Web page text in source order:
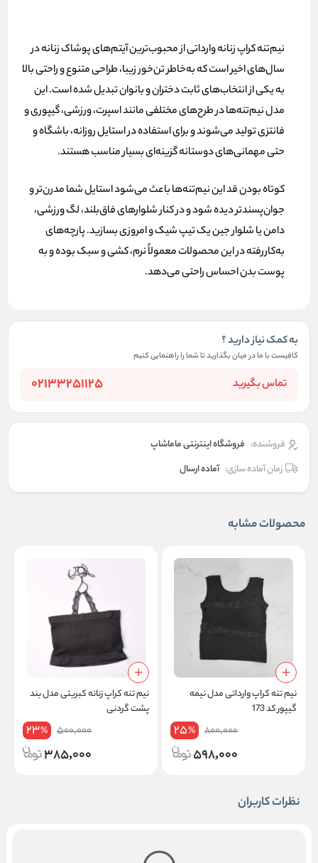
نیم‌تنه کراپ زنانه وارداتی از محبوب‌ترین آیتم‌های پوشاک زنانه در
سال‌های اخیر است که به‌خاطرتن‌خور زیبا، طراحی متنوع و راحتی بالا
به یکی از انتخاب‌های ثابت دختران و بانوان تبدیل شده است. این
مدل نیم‌تنه‌ها در طرح‌های مختلفی ماننداسپرت، ورزشی، گیپوری و
فانتزیتولید می‌شوند و برای استفاده در استایل روزانه، باشگاه و
حتی مهمانی‌های دوستانه گزینه‌ای بسیار مناسب هستند.
کوتاه بودن قد این نیم‌تنه‌ها باعث می‌شود استایل شمامدرن‌تر و
جوان‌پسندتردیده شود و در کنار شلوارهای فاق‌بلند، لگ ورزشی،
دامن یا شلوار جین یک تیپ شیک و امروزی بسازید. پارچه‌های
به‌کاررفته در این محصولات معمولاً نرم، کشی و سبک بوده و به
پوست بدن احساس راحتی می‌دهد.
به کمک نیاز دارید ؟
کافیست با ما در میان بگذارید تا شما را راهنمایی کنیم
تماس بگیرید 02133251125
فروشنده: فروشگاه اینترنتی ماماشاپ
زمان آماده سازی: آماده ارسال
محصولات مشابه
نیم‌ تنه کراپ وارداتی مدل نیمه
گیپور کد 173
800,000
25%
598,000
نیم‌ تنه کراپ زنانه کبریتی مدل بند
پشت گردنی
500,000
23%
385,000
نظرات کاربران